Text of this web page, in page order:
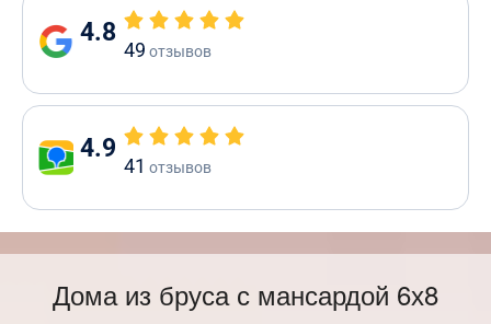
4.8
49 отзывов
4.9
41 отзывов
Дома из бруса с мансардой 6х8